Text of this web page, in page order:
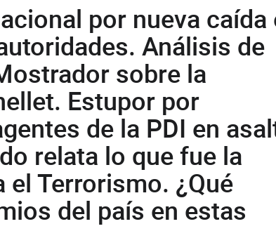
por nueva caída
Análisis de
sobre la
Estupor por
de la PDI en
relata lo que fue la
el Terrorismo. ¿Qué
del país en estas